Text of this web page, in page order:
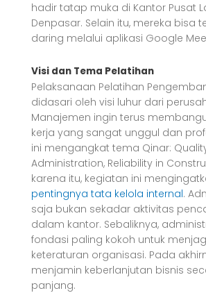
hadir tatap muka di Kantor Pusat
Denpasar. Selain itu, mereka bisa
daring melalui aplikasi Google
Visi dan Tema Pelatihan
Pelaksanaan Pelatihan
didasari oleh visi luhur dari
Manajemen ingin terus
kerja yang sangat unggul dan
ini mengangkat tema Qinar:
Administration, Reliability in
karena itu, kegiatan ini
pentingnya tata kelola internal.
saja bukan sekadar aktivitas
dalam kantor. Sebaliknya,
fondasi paling kokoh untuk
keteraturan organisasi. Pada
menjamin keberlanjutan bisnis
panjang.